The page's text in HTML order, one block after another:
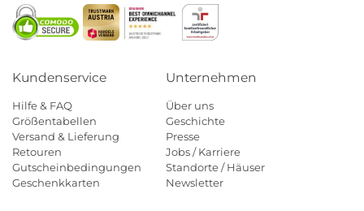
Kundenservice
Hilfe & FAQ
Größentabellen
Versand & Lieferung
Retouren
Gutscheinbedingungen
Geschenkkarten
Unternehmen
Über uns
Geschichte
Presse
Jobs / Karriere
Standorte / Häuser
Newsletter